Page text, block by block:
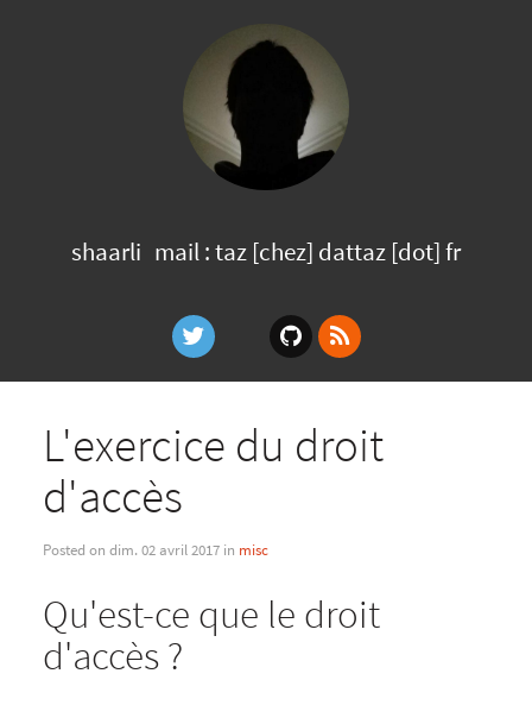
shaarli mail : taz [chez] dattaz [dot] fr
L'exercice du droit
d'accès
Posted on dim. 02 avril 2017 in misc
Qu'est-ce que le droit
d'accès ?